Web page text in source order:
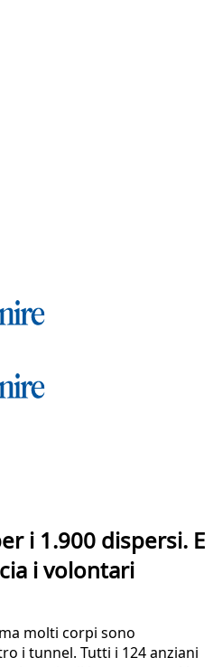
i 1.900 dispersi. E
i volontari
molti corpi sono
i tunnel. Tutti i 124 anziani